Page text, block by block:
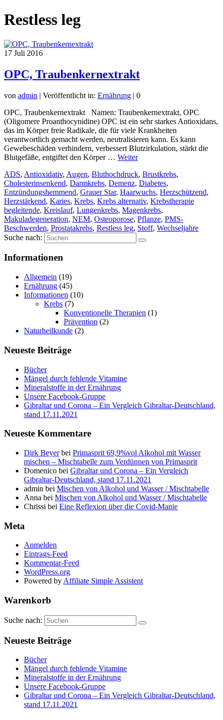
Restless leg
17 Juli 2016
OPC, Traubenkernextrakt
von admin | Veröffentlicht in: Ernährung | 0
OPC, Traubenkernextrakt Namen: Traubenkernextrakt, OPC
(Oligomere Proanthocynidine) OPC ist ein sehr starkes Antioxidans,
das im Körper freie Radikale, die für viele Krankheiten
verantwortlich gemacht werden, neutralisieren kann. Es kann
Gewebeschäden verhindern, verbessert Blutzirkulation, stärkt die
Blutgefäße, entgiftet den Körper … Weiter
ADS, Antioxidativ, Augen, Bluthochdruck, Brustkrebs,
Cholesterinsenkend, Darmkrebs, Demenz, Diabetes,
Entzündungshemmend, Grauer Star, Haarwuchs, Herzschützend,
Herzstärkend, Karies, Krebs, Krebs alternativ, Krebstherapie
begleitende, Kreislauf, Lungenkrebs, Magenkrebs,
Makuladegeneration, NEM, Osteoporose, Pflanze, PMS-
Beschwerden, Prostatakrebs, Restless leg, Stoff, Wechseljahre
Suche nach:
Informationen
Allgemein (19)
Ernährung (45)
Informationen (10)
Krebs (7)
Konventionelle Therapien (1)
Prävention (2)
Naturheilkunde (2)
Neueste Beiträge
Bücher
Mängel durch fehlende Vitamine
Mineralstoffe in der Ernährung
Unsere Facebook-Gruppe
Gibraltar und Corona – Ein Vergleich Gibraltar-Deutschland,
stand 17.11.2021
Neueste Kommentare
Dirk Beyerbei Primasprit 69,9%vol Alkohol mit Wasser
mischen – Mischtabelle zum Verdünnen von Primasprit
Domenico bei Gibraltar und Corona – Ein Vergleich
Gibraltar-Deutschland, stand 17.11.2021
admin bei Mischen von Alkohol und Wasser / Mischtabelle
Anna bei Mischen von Alkohol und Wasser / Mischtabelle
Chrissi bei Eine Reflexion über die Covid-Manie
Meta
Anmelden
Eintrags-Feed
Kommentar-Feed
WordPress.org
Powered byAffiliate Simple Assistent
Warenkorb
Suche nach:
Neueste Beiträge
Bücher
Mängel durch fehlende Vitamine
Mineralstoffe in der Ernährung
Unsere Facebook-Gruppe
Gibraltar und Corona – Ein Vergleich Gibraltar-Deutschland,
stand 17.11.2021